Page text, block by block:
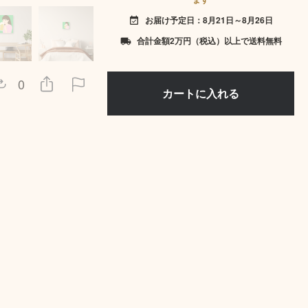
0
event_available お届け予定日：8月21日～8月26日
local_shipping 合計金額2万円（税込）以上で送料無料